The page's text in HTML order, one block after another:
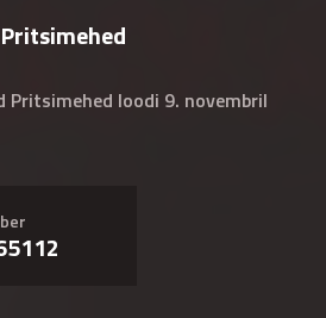
Pritsimehed loodi 9. novembril